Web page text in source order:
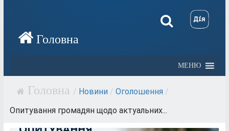
МЕНЮ
/ Новини / Оголошення /
Опитування громадян щодо актуальних...